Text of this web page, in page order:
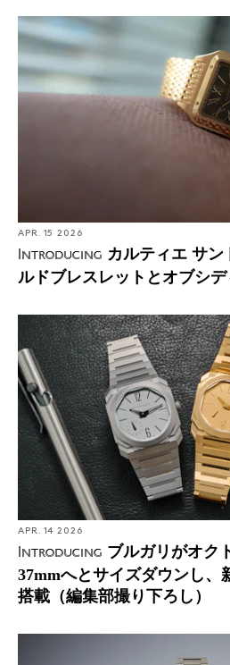
APR. 15 2026
Introducing カルティエ サ
ルドブレスレットとオブシ
APR. 14 2026
Introducing ブルガリがオク
37mmへとサイズダウンし、
搭載（編集部撮り下ろし）